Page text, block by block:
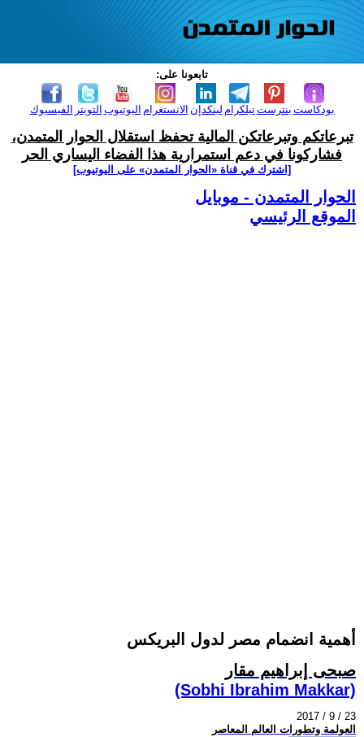
تابعونا على:
الفيسبوك التويتر اليوتيوب الانستغرام لينكدإن تيلكرامبنترست بودكاست
تبرعاتكم وتبرعاتكن المالية تحفظ استقلال الحوار المتمدن،
فشاركونا في دعم استمرارية هذا الفضاء اليساري الحر
[اشترك في قناة ‫«الحوار المتمدن» على اليوتيوب]
الحوار المتمدن - موبايل
الموقع الرئيسي
أهمية انضمام مصر لدول البريكس
صبحى إبراهيم مقار
(Sobhi Ibrahim Makkar)
2017 / 9 / 23
العولمة وتطورات العالم المعاصر